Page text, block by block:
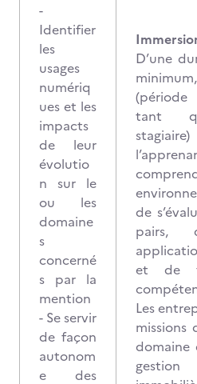
-
Identifier
les
usages
numériq
ues et les
impacts
de leur
évolutio
n sur le
ou les
domaine
s
concerné
s par la
mention
- Se servir
de façon
autonom
e des
D’une
tant
de
pairs,
et de
Les
missions
domaine